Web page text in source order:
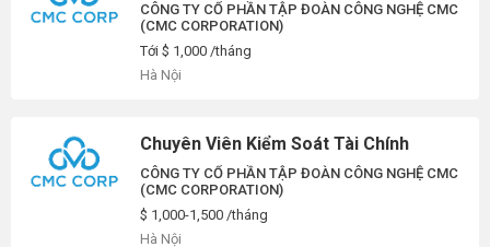
CÔNG TY CỔ PHẦN TẬP ĐOÀN CÔNG NGHỆ CMC
(CMC CORPORATION)
Tới $ 1,000 /tháng
Hà Nội
Chuyên Viên Kiểm Soát Tài Chính
CÔNG TY CỔ PHẦN TẬP ĐOÀN CÔNG NGHỆ CMC
(CMC CORPORATION)
$ 1,000-1,500 /tháng
Hà Nội